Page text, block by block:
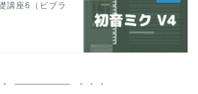
講座6（ビブラ